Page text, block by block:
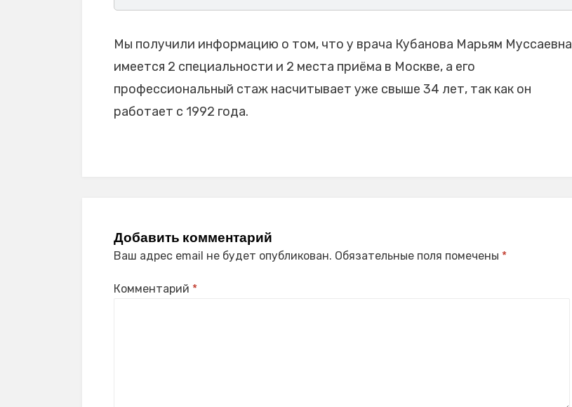
Мы получили информацию о том, что у врача Кубанова Марьям Муссаевна
имеется 2 специальности и 2 места приёма в Москве, а его
профессиональный стаж насчитывает уже свыше 34 лет, так как он
работает с 1992 года.
Добавить комментарий
Ваш адрес email не будет опубликован. Обязательные поля помечены *
Комментарий *